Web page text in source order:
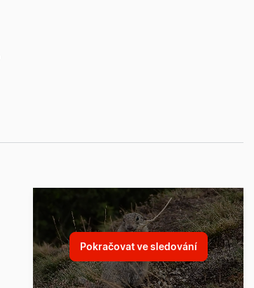
Pokračovat ve sledování